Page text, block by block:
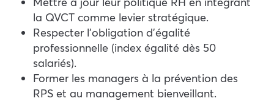
la QVCT comme levier stratégique.
Respecter l’obligation d’égalité
professionnelle (index égalité dès 50
salariés).
Former les managers à la prévention des
RPS et au management bienveillant.